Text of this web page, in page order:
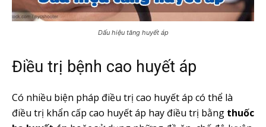
Dấu hiệu tăng huyết áp
Điều trị bệnh cao huyết áp
Có nhiều biện pháp điều trị cao huyết áp có thể là
điều trị khẩn cấp cao huyết áp hay điều trị bằng thuốc